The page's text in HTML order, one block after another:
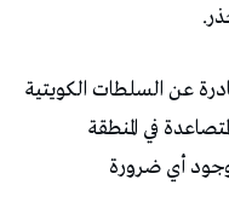
عن السلطات الكويتية
في المنطقة
أي ضرورة